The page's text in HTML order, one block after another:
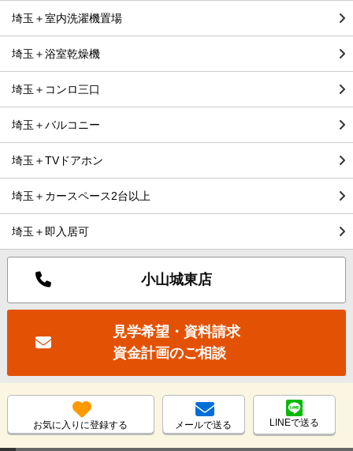
埼玉＋室内洗濯機置場
埼玉＋浴室乾燥機
埼玉＋コンロ三口
埼玉＋バルコニー
埼玉＋TVドアホン
埼玉＋カースペース2台以上
埼玉＋即入居可
小山城東店
見学希望・資料請求
資金計画のご相談
お気に入りに登録する メールで送る LINEで送る